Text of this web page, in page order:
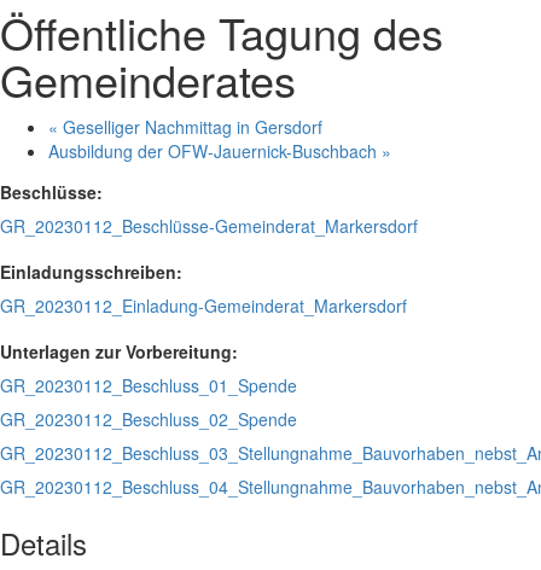
Öffentliche Tagung des
Gemeinderates
« Geselliger Nachmittag in Gersdorf
Ausbildung der OFW-Jauernick-Buschbach »
Beschlüsse:
GR_20230112_Beschlüsse-Gemeinderat_Markersdorf
Einladungsschreiben:
GR_20230112_Einladung-Gemeinderat_Markersdorf
Unterlagen zur Vorbereitung:
GR_20230112_Beschluss_01_Spende
GR_20230112_Beschluss_02_Spende
Details